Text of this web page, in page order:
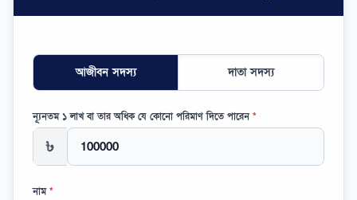
আজীবন সদস্য দাতা সদস্য
ন্যূনতম ১ লাখ বা তার অধিক যে কোনো পরিমাণ দিতে পারেন*
৳
নাম*